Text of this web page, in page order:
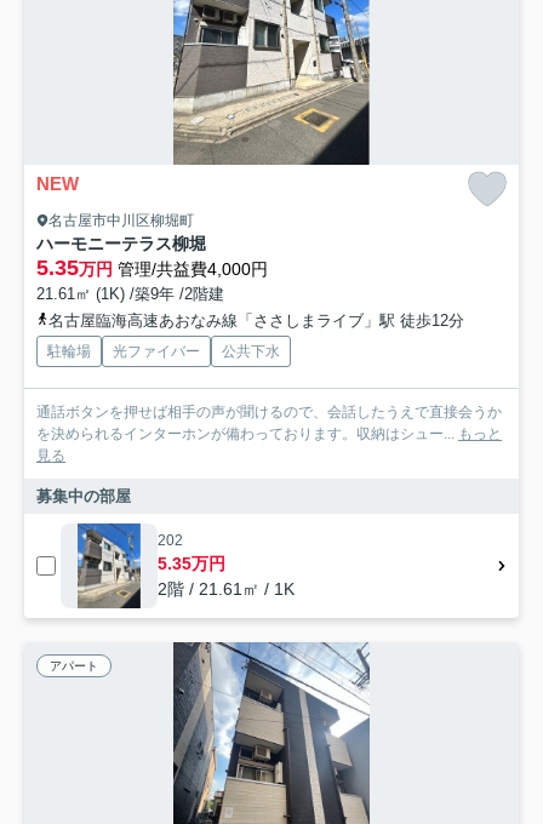
NEW
名古屋市中川区柳堀町
ハーモニーテラス柳堀
5.35万円 管理/共益費4,000円
21.61㎡ (1K) /築9年 /2階建
名古屋臨海高速あおなみ線「ささしまライブ」駅 徒歩12分
駐輪場 光ファイバー 公共下水
通話ボタンを押せば相手の声が聞けるので、会話したうえで直接会うか
を決められるインターホンが備わっております。収納はシュー... もっと
見る
募集中の部屋
202
5.35万円
2階 / 21.61㎡ / 1K
アパート